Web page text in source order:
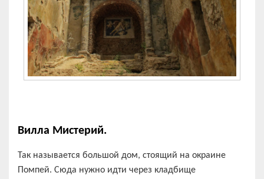
Вилла Мистерий.
Так называется большой дом, стоящий на окраине
Помпей. Сюда нужно идти через кладбище